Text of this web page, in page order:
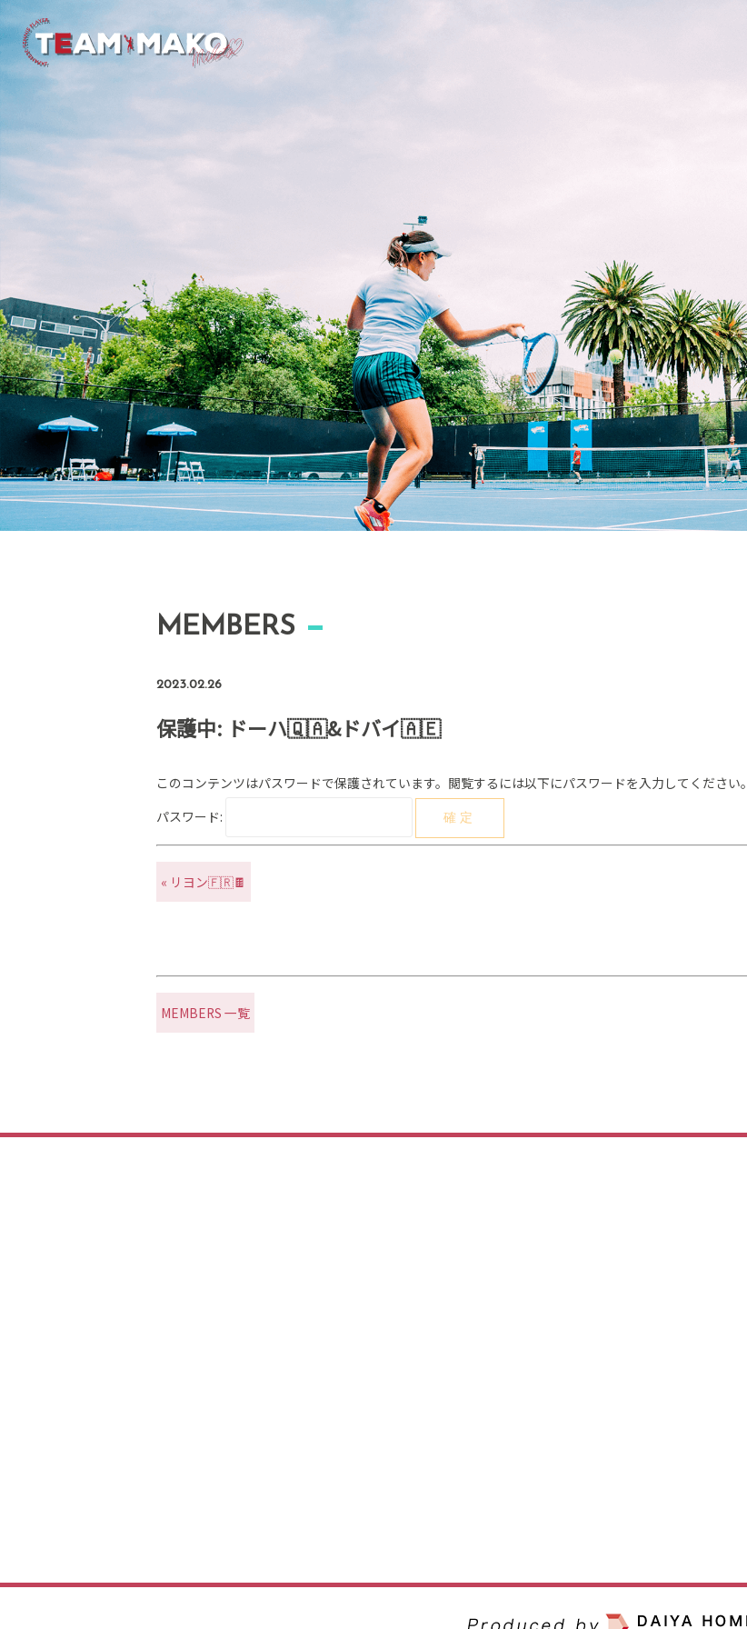
MEMBERS
2023.02.26
保護中: ドーハ🇶🇦&ドバイ🇦🇪
このコンテンツはパスワードで保護されています。閲覧するには以下にパスワードを入力してください。
パスワード:
« リヨン🇫🇷🍫
MEMBERS 一覧